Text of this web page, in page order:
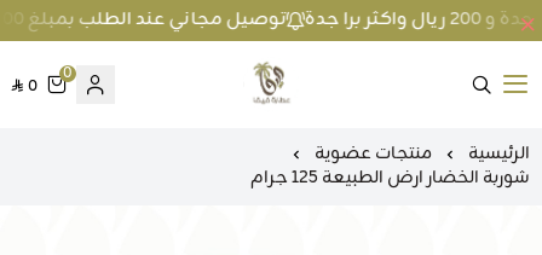
توصيل مجاني عند الطلب بمبلغ 100 ريال واكثر داخل جدة و 200 ريال واكثر برا جدة
متجر عطارة فيفا
0
0
الرئيسية
منتجات عضوية
شوربة الخضار ارض الطبيعة 125 جرام